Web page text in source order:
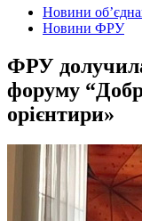
Новини
Новини ФРУ
ФРУ
форуму
орієнтири»